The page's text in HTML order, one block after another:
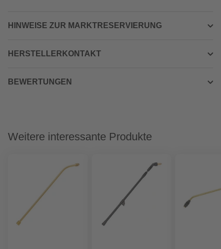
HINWEISE ZUR MARKTRESERVIERUNG
HERSTELLERKONTAKT
BEWERTUNGEN
Weitere interessante Produkte